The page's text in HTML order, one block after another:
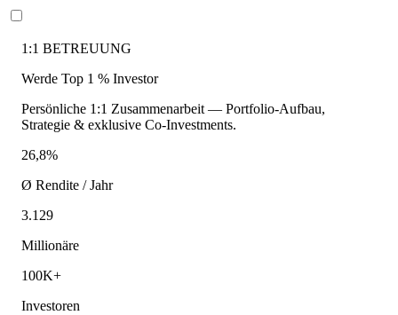
1:1 BETREUUNG
Werde Top 1 % Investor
Persönliche 1:1 Zusammenarbeit — Portfolio-Aufbau,
Strategie & exklusive Co-Investments.
26,8%
Ø Rendite / Jahr
3.129
Millionäre
100K+
Investoren